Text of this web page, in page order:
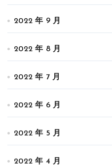
2022 年 9 月
2022 年 8 月
2022 年 7 月
2022 年 6 月
2022 年 5 月
2022 年 4 月